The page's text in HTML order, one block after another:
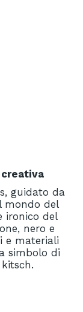
guidato da
mondo del
ironico del
nero e
e materiali
simbolo di